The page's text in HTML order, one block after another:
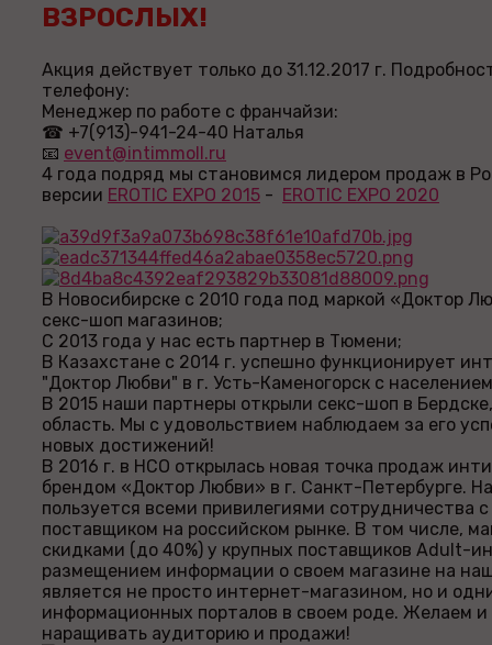
ВЗРОСЛЫХ!
Акция действует только до 31.12.2017 г.
телефону:
Менеджер по работе с франчайзи:
☎ +7(913)-941-24-40 Наталья
📧 event@intimmoll.ru
4 года подряд мы становимся лидером продаж в
версии EROTIC EXPO 2015 - EROTIC EXPO 2020
В Новосибирске с 2010 года под маркой «Доктор
секс-шоп магазинов;
С 2013 года у нас есть партнер в Тюмени;
В Казахстане с 2014 г. успешно функционирует
"Доктор Любви" в г. Усть-Каменогорск с
В 2015 наши партнеры открыли секс-шоп в
область. Мы с удовольствием наблюдаем за его
новых достижений!
В 2016 г. в НСО открылась новая точка продаж
брендом «Доктор Любви» в г. Санкт-Петербурге.
пользуется всеми привилегиями сотрудничества
поставщиком на российском рынке. В том числе,
скидками (до 40%) у крупных поставщиков Adult-
размещением информации о своем магазине на
является не просто интернет-магазином, но и
информационных порталов в своем роде. Желаем
наращивать аудиторию и продажи!